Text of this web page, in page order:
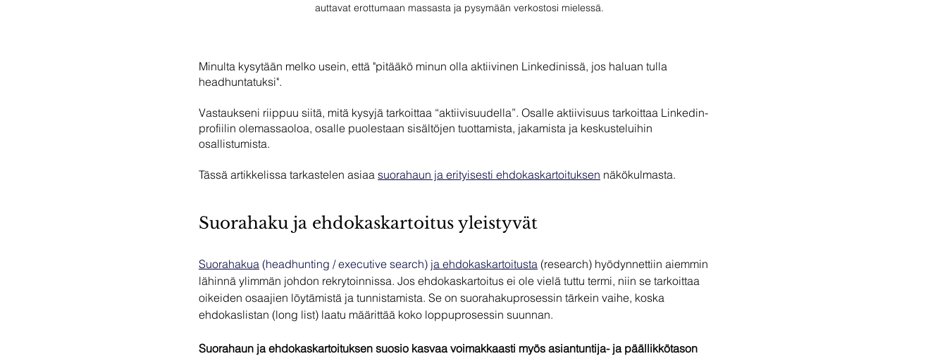
auttavat erottumaan massasta ja pysymään verkostosi mielessä.
Minulta kysytään melko usein, että "pitääkö minun olla aktiivinen Linkedinissä, jos haluan tulla
headhuntatuksi".
Vastaukseni riippuu siitä, mitä kysyjä tarkoittaa “aktiivisuudella”. Osalle aktiivisuus tarkoittaa Linkedin-
profiilin olemassaoloa, osalle puolestaan sisältöjen tuottamista, jakamista ja keskusteluihin
osallistumista.
Tässä artikkelissa tarkastelen asiaa suorahaun ja erityisesti ehdokaskartoituksen näkökulmasta.
Suorahaku ja ehdokaskartoitus yleistyvät
Suorahakua (headhunting / executive search) ja ehdokaskartoitusta (research) hyödynnettiin aiemmin
lähinnä ylimmän johdon rekrytoinnissa. Jos ehdokaskartoitus ei ole vielä tuttu termi, niin se tarkoittaa
oikeiden osaajien löytämistä ja tunnistamista. Se on suorahakuprosessin tärkein vaihe, koska
ehdokaslistan (long list) laatu määrittää koko loppuprosessin suunnan.
Suorahaun ja ehdokaskartoituksen suosio kasvaa voimakkaasti myös asiantuntija- ja päällikkötason